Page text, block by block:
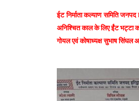
ईट निर्माता कल्याण समिति जनपद
अनिश्चित काल के लिए ईंट भट्टा
गोयल एवं कोषाध्यक्ष सुभाष सिंघल